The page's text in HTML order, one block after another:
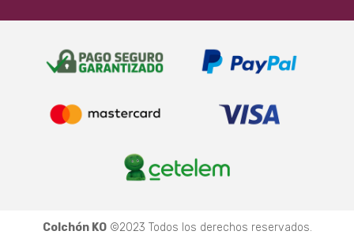
Colchón KO©2023 Todos los derechos reservados.